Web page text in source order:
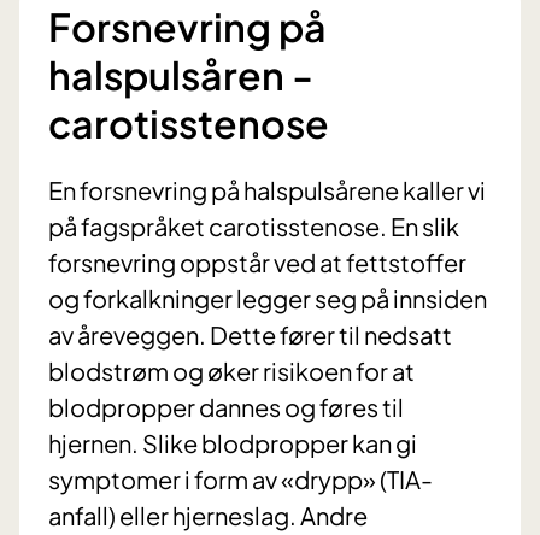
Forsnevring på
halspulsåren -
carotisstenose
En forsnevring på halspulsårene kaller vi
på fagspråket carotisstenose. En slik
forsnevring oppstår ved at fettstoffer
og forkalkninger legger seg på innsiden
av åreveggen. Dette fører til nedsatt
blodstrøm og øker risikoen for at
blodpropper dannes og føres til
hjernen. Slike blodpropper kan gi
symptomer i form av «drypp» (TIA-
anfall) eller hjerneslag. Andre